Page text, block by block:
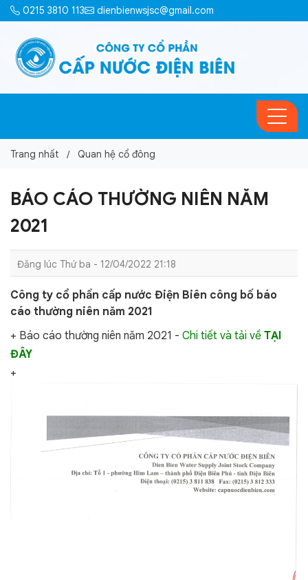
0215 3810 113 dienbienwsjsc@gmail.com
Trang nhất Quan hệ cổ đông
BÁO CÁO THƯỜNG NIÊN NĂM
2021
Đăng lúc Thứ ba - 12/04/2022 21:18
Công ty cổ phần cấp nước Điện Biên công bố báo
cáo thường niên năm 2021
+ Báo cáo thường niên năm 2021 - Chi tiết và tải về TẠI
ĐÂY
+